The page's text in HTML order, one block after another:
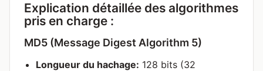
Explication détaillée des algorithmes
pris en charge :
MD5 (Message Digest Algorithm 5)
Longueur du hachage: 128 bits (32